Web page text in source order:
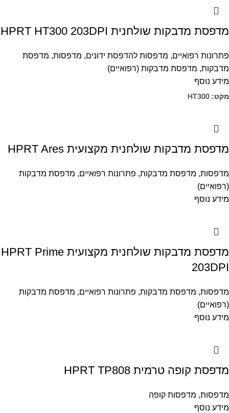
מדפסת מדבקות שולחנית HPRT HT300 203DPI
פתרונות רפואיים, מדפסות להדפסת ידונים, מדפסות, מדפסת
מדבקות, מדפסת מדבקות (רפואיים)
מידע נוסף
מקט: HT300
מדפסת מדבקות שולחנית מקצועית HPRT Ares
מדפסות, מדפסת מדבקות, פתרונות רפואיים, מדפסת מדבקות
(רפואיים)
מידע נוסף
מדפסת מדבקות שולחנית מקצועית HPRT Prime
203DPI
מדפסות, מדפסת מדבקות, פתרונות רפואיים, מדפסת מדבקות
(רפואיים)
מידע נוסף
מדפסת קופה טרמית HPRT TP808
מדפסות, מדפסות קופה
מידע נוסף